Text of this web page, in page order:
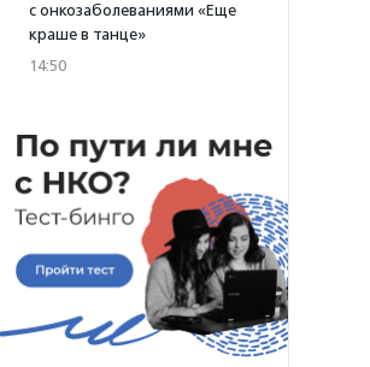
с онкозаболеваниями «Еще
краше в танце»
14:50